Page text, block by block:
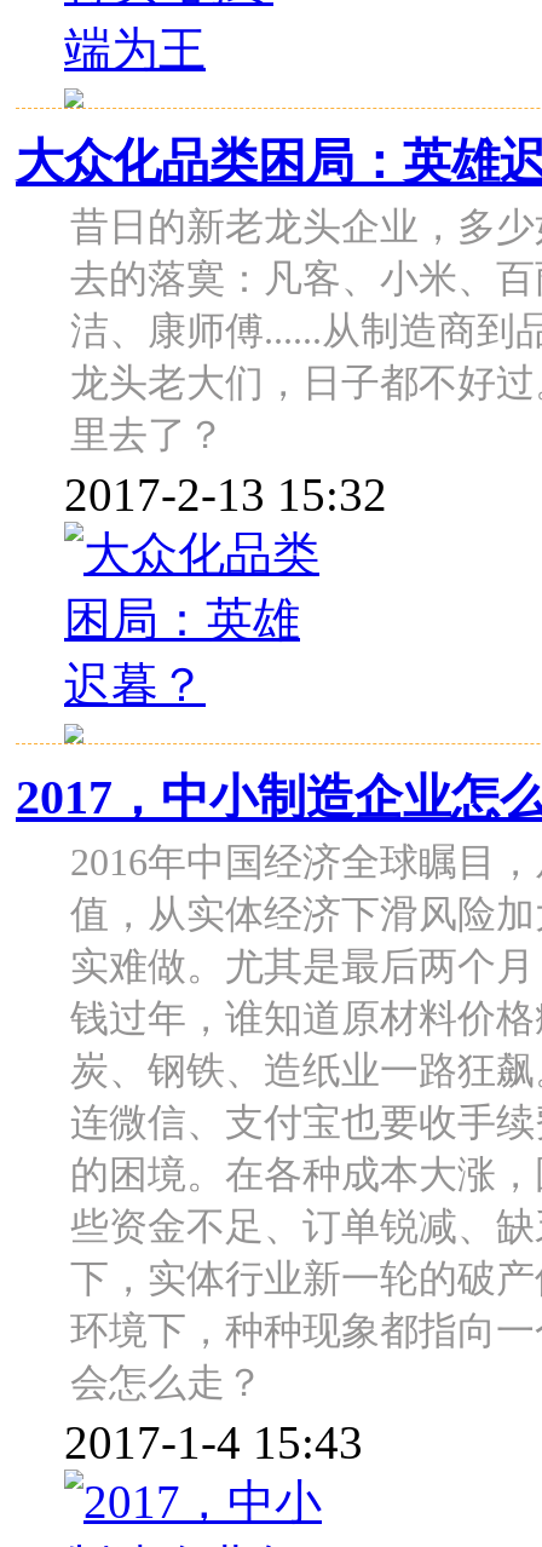
大众化品类困局：英雄
昔日的新老龙头企业，多
去的落寞：凡客、小米、
洁、康师傅......从制造商到
龙头老大们，日子都不好
里去了？
2017-2-13 15:32
2017，中小制造企业怎
2016年中国经济全球瞩目
值，从实体经济下滑风险
实难做。尤其是最后两个
钱过年，谁知道原材料价
炭、钢铁、造纸业一路狂
连微信、支付宝也要收手
的困境。在各种成本大涨
些资金不足、订单锐减、
下，实体行业新一轮的破
环境下，种种现象都指向
会怎么走？
2017-1-4 15:43